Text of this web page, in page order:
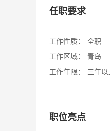
任职要求
工作性质：
全职
工作区域：
青岛
工作年限：
三年以
职位亮点